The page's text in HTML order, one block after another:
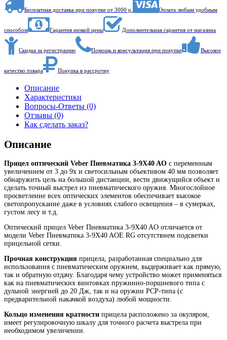
Бесплатная доставка при покупке от 3000 р. Оплата любым удобным
способом Гарантия низкой цены Дополнительная гарантия от магазина
Скидка за регистрацию Помощь и консультация при покупке Высокое
качество товара Покупка в рассрочку
Описание
Характеристики
Вопросы-Ответы (0)
Отзывы (0)
Как сделать заказ?
Описание
Прицел оптический Veber Пневматика 3-9X40 AO с переменным
увеличением от 3 до 9х и светосильным объективом 40 мм позволяет
обнаружить цель на большой дистанции, вести движущийся объект и
сделать точный выстрел из пневматического оружия. Многослойное
просветление всех оптических элементов обеспечивает высокое
светопропускание даже в условиях слабого освещения – в сумерках,
густом лесу и т.д.
Оптический прицел Veber Пневматика 3-9X40 AO отличается от
модели Veber Пневматика 3-9X40 AOE RG отсутствием подсветки
прицельной сетки.
Прочная конструкция прицела, разработанная специально для
использования с пневматическим оружием, выдерживает как прямую,
так и обратную отдачу. Благодаря чему устройство может применяться
как на пневматических винтовках пружинно-поршневого типа с
дульной энергией до 20 Дж, так и на оружии PCP-типа (с
предварительной накачкой воздуха) любой мощности.
Кольцо изменения кратности прицела расположено за окуляром,
имеет регулировочную шкалу для точного расчета выстрела при
необходимом увеличении.